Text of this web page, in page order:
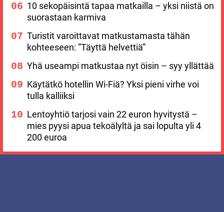
10 sekopäisintä tapaa matkailla – yksi niistä on
suorastaan karmiva
Turistit varoittavat matkustamasta tähän
kohteeseen: ”Täyttä helvettiä”
Yhä useampi matkustaa nyt öisin – syy yllättää
Käytätkö hotellin Wi-Fiä? Yksi pieni virhe voi
tulla kalliiksi
Lentoyhtiö tarjosi vain 22 euron hyvitystä –
mies pyysi apua tekoälyltä ja sai lopulta yli 4
200 euroa